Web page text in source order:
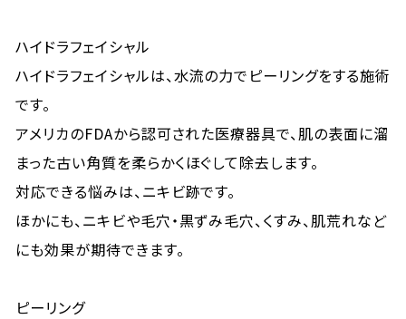
ハイドラフェイシャル
ハイドラフェイシャルは、水流の力でピーリングをする施術
です。
アメリカのFDAから認可された医療器具で、肌の表面に溜
まった古い角質を柔らかくほぐして除去します。
対応できる悩みは、ニキビ跡です。
ほかにも、ニキビや毛穴・黒ずみ毛穴、くすみ、肌荒れなど
にも効果が期待できます。
ピーリング